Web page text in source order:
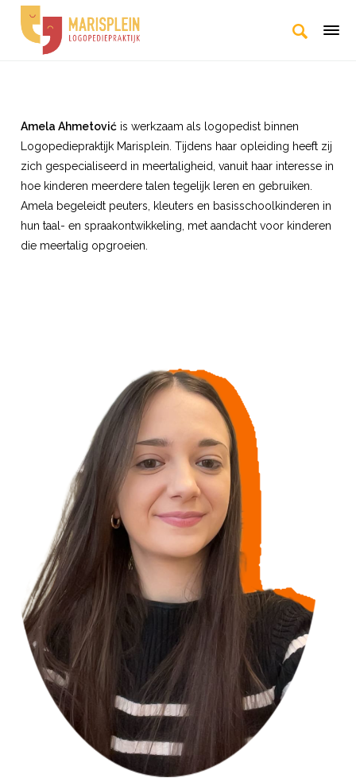
Amela Ahmetović is werkzaam als logopedist binnen
Logopediepraktijk Marisplein. Tijdens haar opleiding heeft zij
zich gespecialiseerd in meertaligheid, vanuit haar interesse in
hoe kinderen meerdere talen tegelijk leren en gebruiken.
Amela begeleidt peuters, kleuters en basisschoolkinderen in
hun taal- en spraakontwikkeling, met aandacht voor kinderen
die meertalig opgroeien.